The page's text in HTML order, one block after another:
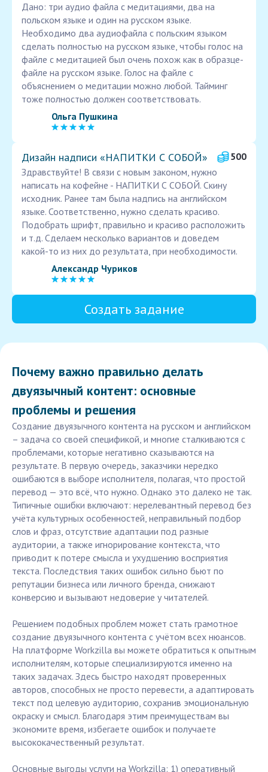
Дано: три аудио файла с медитациями, два на
польском языке и один на русском языке.
Необходимо два аудиофайла с польским языком
сделать полностью на русском языке, чтобы голос на
файле с медитацией был очень похож как в образце-
файле на русском языке. Голос на файле с
объяснением о медитации можно любой. Тайминг
тоже полностью должен соответствовать.
Ольга Пушкина
Дизайн надписи «НАПИТКИ С СОБОЙ»
500
Здравствуйте! В связи с новым законом, нужно
написать на кофейне - НАПИТКИ С СОБОЙ. Скину
исходник. Ранее там была надпись на английском
языке. Соответственно, нужно сделать красиво.
Подобрать шрифт, правильно и красиво расположить
и т.д. Сделаем несколько вариантов и доведем
какой-то из них до результата, при необходимости.
Александр Чуриков
Создать задание
Почему важно правильно делать
двуязычный контент: основные
проблемы и решения
Создание двуязычного контента на русском и английском
– задача со своей спецификой, и многие сталкиваются с
проблемами, которые негативно сказываются на
результате. В первую очередь, заказчики нередко
ошибаются в выборе исполнителя, полагая, что простой
перевод — это всё, что нужно. Однако это далеко не так.
Типичные ошибки включают: нерелевантный перевод без
учёта культурных особенностей, неправильный подбор
слов и фраз, отсутствие адаптации под разные
аудитории, а также игнорирование контекста, что
приводит к потере смысла и ухудшению восприятия
текста. Последствия таких ошибок сильно бьют по
репутации бизнеса или личного бренда, снижают
конверсию и вызывают недоверие у читателей.
Решением подобных проблем может стать грамотное
создание двуязычного контента с учётом всех нюансов.
На платформе Workzilla вы можете обратиться к опытным
исполнителям, которые специализируются именно на
таких задачах. Здесь быстро находят проверенных
авторов, способных не просто перевести, а адаптировать
текст под целевую аудиторию, сохранив эмоциональную
окраску и смысл. Благодаря этим преимуществам вы
экономите время, избегаете ошибок и получаете
высококачественный результат.
Основные выгоды услуги на Workzilla: 1) оперативный